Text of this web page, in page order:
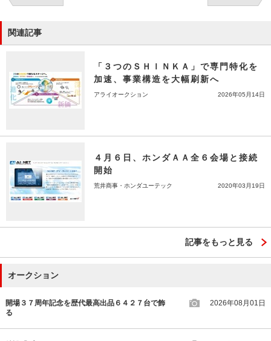
関連記事
「３つのＳＨＩＮＫＡ」で専門特化を
加速、事業構造を大幅刷新へ
アライオークション 2026年05月14日
４月６日、ホンダＡＡ全６会場と接続
開始
荒井商事・ホンダユーテック 2020年03月19日
記事をもっと見る
オークション
開場３７周年記念を歴代最高出品６４２７台で飾
る
2026年08月01日